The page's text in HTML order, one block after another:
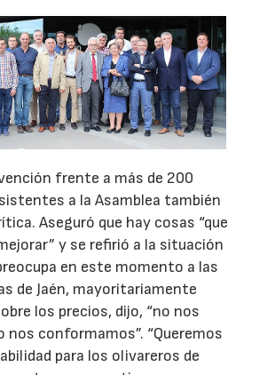
frente a más de 200
a la Asamblea también
Aseguró que hay cosas “que
y se refirió a la situación
en este momento a las
de Jaén, mayoritariamente
los precios, dijo, “no nos
nos conformamos”. “Queremos
para los olivareros de